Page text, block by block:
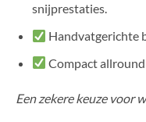
snijprestaties.
Handvatgerichte
Compact allround
Een zekere keuze voor